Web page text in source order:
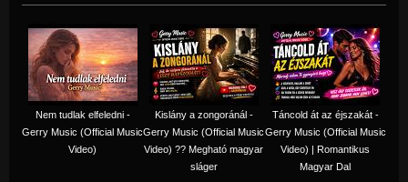
Nem tudlak elfeledni -
Gerry Music (Official Music
Video)
Kislány a zongoránál -
Gerry Music (Official Music
Video) ?? Megható magyar
sláger
Táncold át az éjszakát -
Gerry Music (Official Music
Video) | Romantikus
Magyar Dal